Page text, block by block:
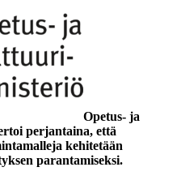
Opetus- ja
perjantaina, että
kehitetään
parantamiseksi.